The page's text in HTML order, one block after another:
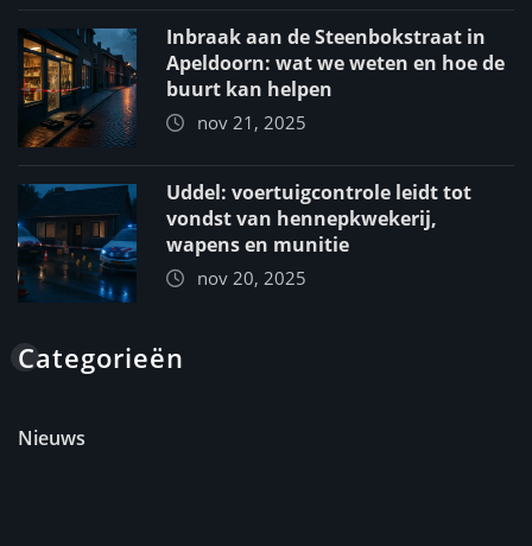
Inbraak aan de Steenbokstraat in
Apeldoorn: wat we weten en hoe de
buurt kan helpen
nov 21, 2025
Uddel: voertuigcontrole leidt tot
vondst van hennepkwekerij,
wapens en munitie
nov 20, 2025
Categorieën
Nieuws